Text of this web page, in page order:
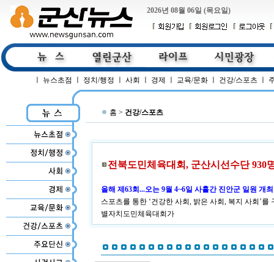
2026년 08월 06일 (목요일)
뉴스초점 정치/행정 사회 경제 교육/문화 건강/스포츠
홈 > 건강/스포츠
전북도민체육대회, 군산시선수단 930
올해 제63회...오는 9월 4~6일 사흘간 진안군 일원 개최
스포츠를 통한 ‘건강한 사회, 밝은 사회, 복지 사회’를
별자치도민체육대회가